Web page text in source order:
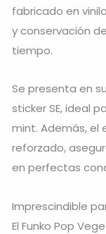
fabricado en
y conservación
tiempo.
Se presenta en
sticker SE, ideal
mint. Además, el
reforzado,
en perfectas
Imprescindible
El Funko Pop